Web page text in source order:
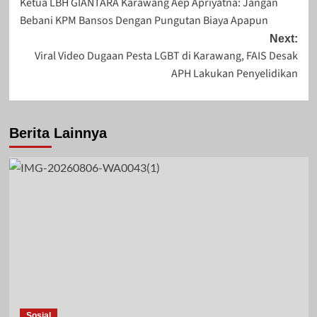
navigation
Bebani KPM Bansos Dengan Pungutan Biaya Apapun
Next:
Viral Video Dugaan Pesta LGBT di Karawang, FAIS Desak
APH Lakukan Penyelidikan
Berita Lainnya